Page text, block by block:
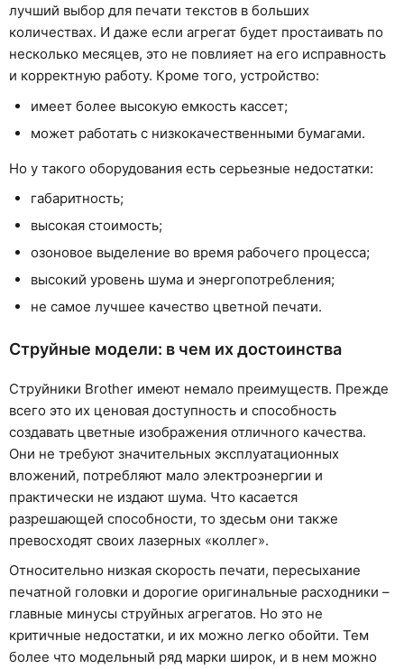
лучший выбор для печати текстов в больших
количествах. И даже если агрегат будет простаивать по
несколько месяцев, это не повлияет на его исправность
и корректную работу. Кроме того, устройство:
имеет более высокую емкость кассет;
может работать с низкокачественными бумагами.
Но у такого оборудования есть серьезные недостатки:
габаритность;
высокая стоимость;
озоновое выделение во время рабочего процесса;
высокий уровень шума и энергопотребления;
не самое лучшее качество цветной печати.
Струйные модели: в чем их достоинства
Струйники Brother имеют немало преимуществ. Прежде
всего это их ценовая доступность и способность
создавать цветные изображения отличного качества.
Они не требуют значительных эксплуатационных
вложений, потребляют мало электроэнергии и
практически не издают шума. Что касается
разрешающей способности, то здесьм они также
превосходят своих лазерных «коллег».
Относительно низкая скорость печати, пересыхание
печатной головки и дорогие оригинальные расходники –
главные минусы струйных агрегатов. Но это не
критичные недостатки, и их можно легко обойти. Тем
более что модельный ряд марки широк, и в нем можно